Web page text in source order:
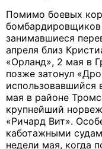
Помимо боевых
бомбардировщиков
занимавшиеся
апреля близ
«Орланд», 2 мая в
позже затонул
использовавшийся
мая в районе
крупнейший
«Ричард Вит».
каботажными
недели мая, когда